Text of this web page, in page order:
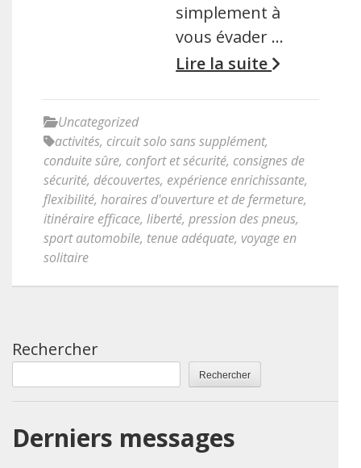
simplement à
vous évader …
Lire la suite
Uncategorized
activités, circuit solo sans supplément,
conduite sûre, confort et sécurité, consignes de
sécurité, découvertes, expérience enrichissante,
flexibilité, horaires d'ouverture et de fermeture,
itinéraire efficace, liberté, pression des pneus,
sport automobile, tenue adéquate, voyage en
solitaire
Rechercher
Rechercher
Derniers messages